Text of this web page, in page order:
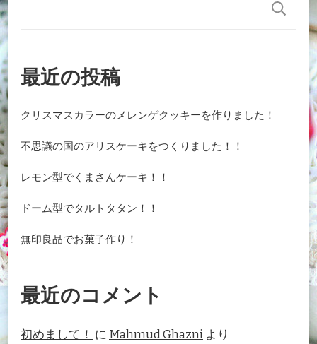
最近の投稿
クリスマスカラーのメレンゲクッキーを作りました！
不思議の国のアリスケーキをつくりました！！
レモン型でくまさんケーキ！！
ドーム型でタルトタタン！！
無印良品でお菓子作り！
最近のコメント
初めまして！ に Mahmud Ghazni より